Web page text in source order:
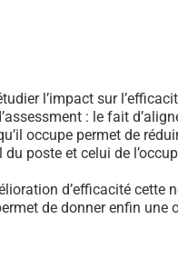
l’impact sur
: le fait
occupe permet de
poste et celui de
d’efficacité cette
de donner enfin une